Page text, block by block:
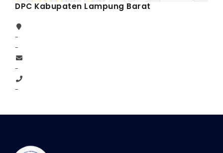
DPC Kabupaten Lampung Barat
-
-
-
-